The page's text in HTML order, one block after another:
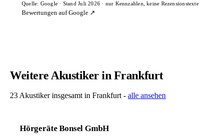
Quelle: Google · Stand Juli 2026 · nur Kennzahlen, keine Rezensionstexte
Bewertungen auf Google ↗
Weitere Akustiker in Frankfurt
23 Akustiker insgesamt in Frankfurt - alle ansehen
Hörgeräte Bonsel GmbH